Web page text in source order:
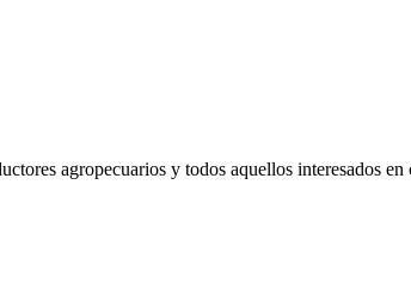
agropecuarios y todos aquellos interesados